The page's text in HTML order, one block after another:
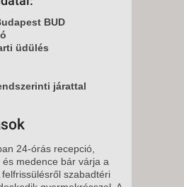
BUD
üdülés
járattal
24-órás recepció,
medence bár várja a
szabadtéri